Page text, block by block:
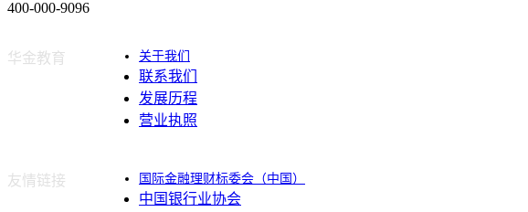
400-000-9096
华金教育 关于我们
联系我们
发展历程
营业执照
友情链接 国际金融理财标委会（中国）
中国银行业协会